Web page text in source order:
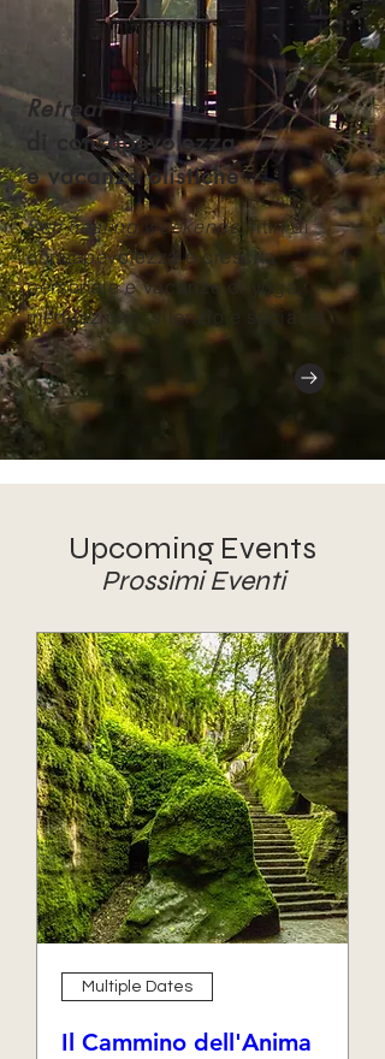
Retreat
consapevolezza
e vacanze olistiche
Self healing weekends, ritiri di
consapevolezza e crescita
personale e vacanze di yoga,
meditazione, silenzio e socialità
​Upcoming Events
Prossimi Eventi
Multiple Dates
Il Cammino dell'Anima